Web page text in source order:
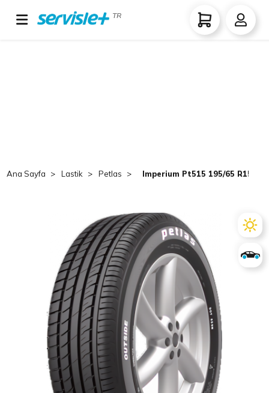
TR
Ana Sayfa Lastik Petlas Imperium Pt515 195/65 R15 TL